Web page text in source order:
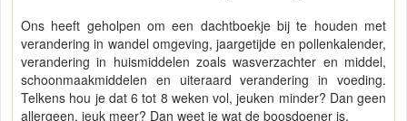
Ons heeft geholpen om een dachtboekje bij te houden met
verandering in wandel omgeving, jaargetijde en pollenkalender,
verandering in huismiddelen zoals wasverzachter en middel,
schoonmaakmiddelen en uiteraard verandering in voeding.
Telkens hou je dat 6 tot 8 weken vol, jeuken minder? Dan geen
allergeen, jeuk meer? Dan weet je wat de boosdoener is.